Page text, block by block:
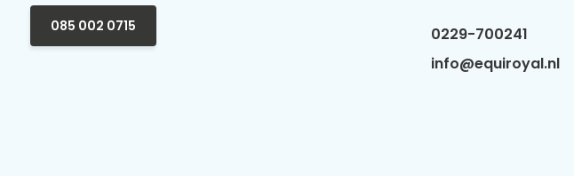
085 002 0715
0229-700241
info@equiroyal.nl